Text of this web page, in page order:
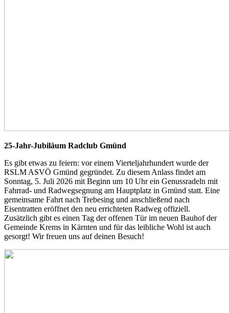
25-Jahr-Jubiläum Radclub Gmünd
Es gibt etwas zu feiern: vor einem Vierteljahrhundert wurde der
RSLM ASVÖ Gmünd gegründet. Zu diesem Anlass findet am
Sonntag, 5. Juli 2026 mit Beginn um 10 Uhr ein Genussradeln mit
Fahrrad- und Radwegsegnung am Hauptplatz in Gmünd statt. Eine
gemeinsame Fahrt nach Trebesing und anschließend nach
Eisentratten eröffnet den neu errichteten Radweg offiziell.
Zusätzlich gibt es einen Tag der offenen Tür im neuen Bauhof der
Gemeinde Krems in Kärnten und für das leibliche Wohl ist auch
gesorgt! Wir freuen uns auf deinen Besuch!